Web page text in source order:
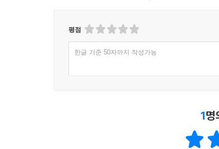
4.3.3 자료 추가 수집 필요성 판정 266
4.4 벌점 기반 정칙화 267
4.4.1 잡음 주입과의 관계 269
4.5.2 매개변수 기반 모형 선택과 평균화 277
평점
한글 기준 50자까지 작성가능
1명